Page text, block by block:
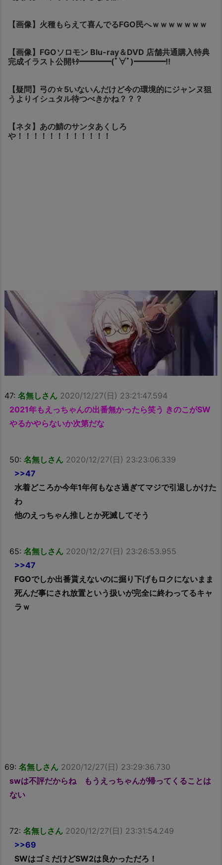
【画像】火種もらえて喜んでるFGO民へｗｗｗｗｗｗｗ
【画像】FGOソロモン Blu-ray＆DVD 店舗共通購入特典
完成イラスト公開ｷﾀ━━━━(ﾟ∀ﾟ)━━━━!!
【疑問】弓の☆5いないんだけど今の環境的にジャンヌ狙
うよりイシュタル待つべきかね？？？
【ネタ】あの鯖のサンタあくしろ
や！！！！！！！！！！！！
47: 名無しさん 2020/12/27(日) 23:21:47.594
2021年もえっちゃんの出番無かったら笑う きのこがSW
やるかやらないか次第だな
50: 名無しさん 2020/12/27(日) 23:23:06.339
>>47
水着どころか今年1年何もなさ過ぎてマジで引退しかけた
わ
他のえっちゃん推しとか死滅してそう
65: 名無しさん 2020/12/27(日) 23:26:53.955
>>47
FGOでしか出番貰えないのに掘り下げもロクにないまま
死んだ事にされ放置という扱いが完全に終わってるキャ
ラｗ
69: 名無しさん 2020/12/27(日) 23:29:36.730
swは不評だからね もうえっちゃんが帰ってくることは
ない
72: 名無しさん 2020/12/27(日) 23:31:54.249
>>69
SWはゴミだけどSW2は良かっただろ！